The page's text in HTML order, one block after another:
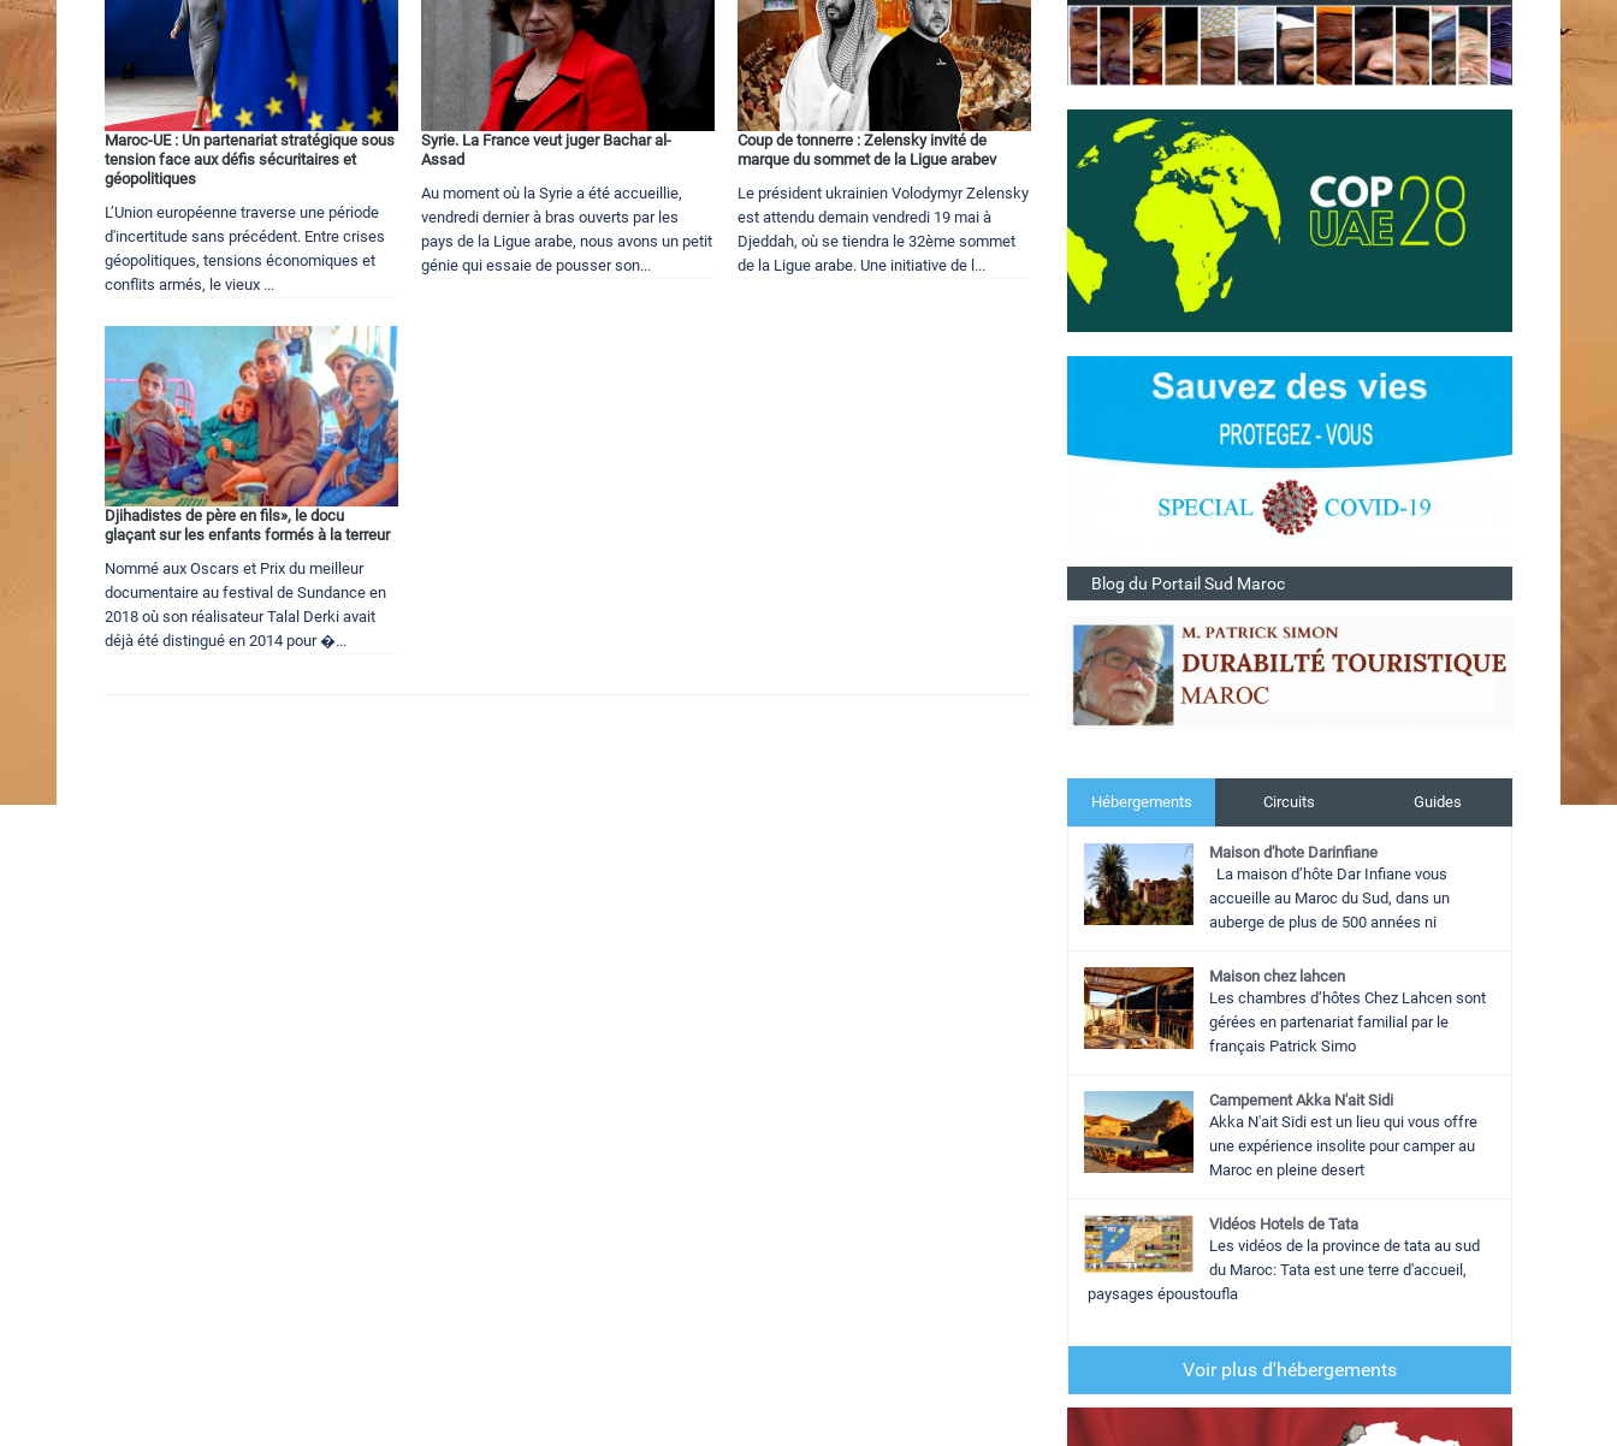
Maroc-UE : Un partenariat stratégique sous
tension face aux défis sécuritaires et
géopolitiques
L’Union européenne traverse une période
d'incertitude sans précédent. Entre crises
géopolitiques, tensions économiques et
conflits armés, le vieux ...
Syrie. La France veut juger Bachar al-
Assad
Au moment où la Syrie a été accueillie,
vendredi dernier à bras ouverts par les
pays de la Ligue arabe, nous avons un petit
génie qui essaie de pousser son...
Coup de tonnerre : Zelensky invité de
marque du sommet de la Ligue arabev
Le président ukrainien Volodymyr Zelensky
est attendu demain vendredi 19 mai à
Djeddah, où se tiendra le 32ème sommet
de la Ligue arabe. Une initiative de l...
Djihadistes de père en fils», le docu
glaçant sur les enfants formés à la terreur
Nommé aux Oscars et Prix du meilleur
documentaire au festival de Sundance en
2018 où son réalisateur Talal Derki avait
déjà été distingué en 2014 pour �...
Blog du Portail Sud Maroc
Hébergements Circuits Guides
Maison d'hote Darinfiane
La maison d’hôte Dar Infiane vous
accueille au Maroc du Sud, dans un
auberge de plus de 500 années ni
Maison chez lahcen
Les chambres d’hôtes Chez Lahcen sont
gérées en partenariat familial par le
français Patrick Simo
Campement Akka N'ait Sidi
Akka N'ait Sidi est un lieu qui vous offre
une expérience insolite pour camper au
Maroc en pleine desert
Vidéos Hotels de Tata
Les vidéos de la province de tata au sud
du Maroc: Tata est une terre d'accueil,
paysages époustoufla
Voir plus d'hébergements